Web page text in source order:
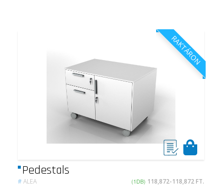
RAKTÁRON
Pedestals
#ALEA (1DB) 118,872-118,872 FT.